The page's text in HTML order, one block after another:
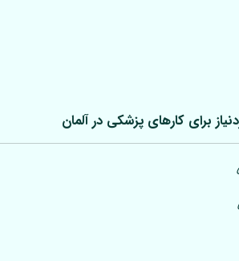
برای کارهای پزشکی درآلمان